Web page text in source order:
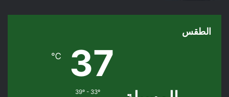
الطقس
37
℃
39º - 33º